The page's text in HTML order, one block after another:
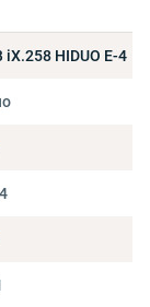
iX.258 HIDUO E-4